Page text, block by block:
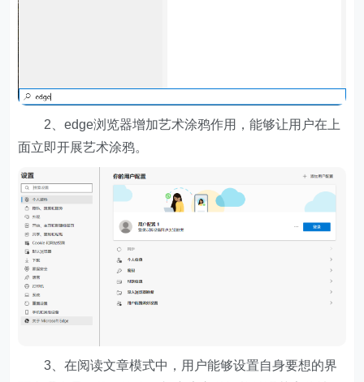
2、edge浏览器增加艺术涂鸦作用，能够让用户在上
面立即开展艺术涂鸦。
3、在阅读文章模式中，用户能够设置自身要想的界